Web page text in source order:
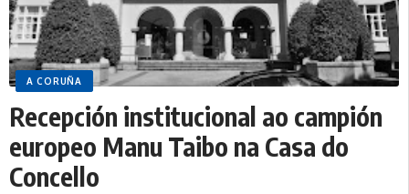
A CORUÑA
Recepción institucional ao campión
europeo Manu Taibo na Casa do
Concello